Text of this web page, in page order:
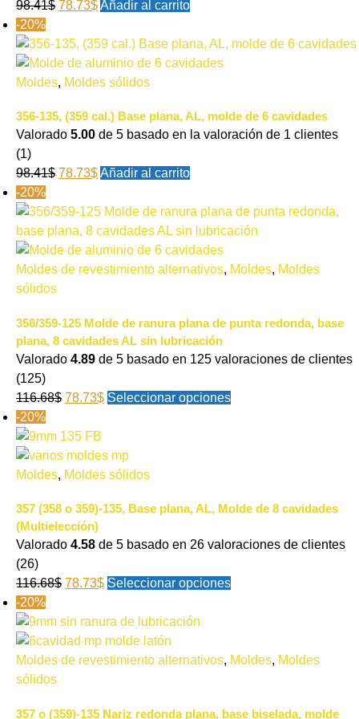
98.41$ 78.73$Añadir al carrito
-20%
Moldes, Moldes sólidos
356-135, (359 cal.) Base plana, AL, molde de 6 cavidades
Valorado 5.00 de 5 basado en la valoración de 1 clientes
(1)
98.41$ 78.73$Añadir al carrito
-20%
Moldes de revestimiento alternativos, Moldes, Moldes
sólidos
356/359-125 Molde de ranura plana de punta redonda, base
plana, 8 cavidades AL sin lubricación
Valorado 4.89 de 5 basado en 125 valoraciones de clientes
(125)
116.68$ 78.73$ Seleccionar opciones
-20%
Moldes, Moldes sólidos
357 (358 o 359)-135, Base plana, AL, Molde de 8 cavidades
(Multielección)
Valorado 4.58 de 5 basado en 26 valoraciones de clientes
(26)
116.68$ 78.73$ Seleccionar opciones
-20%
Moldes de revestimiento alternativos, Moldes, Moldes
sólidos
357 o (359)-135 Nariz redonda plana, base biselada, molde